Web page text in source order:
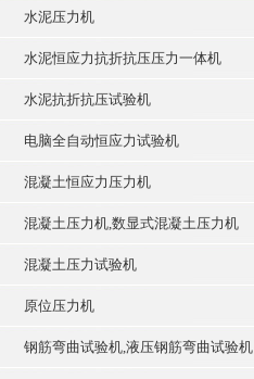
水泥压力机
水泥恒应力抗折抗压压力一体机
水泥抗折抗压试验机
电脑全自动恒应力试验机
混凝土恒应力压力机
混凝土压力机,数显式混凝土压力机
混凝土压力试验机
原位压力机
钢筋弯曲试验机,液压钢筋弯曲试验机